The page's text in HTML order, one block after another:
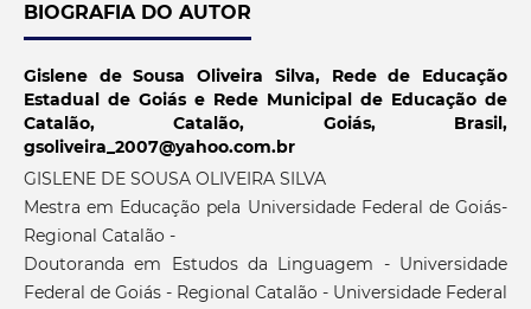
BIOGRAFIA DO AUTOR
Gislene de Sousa Oliveira Silva, Rede de Educação
Estadual de Goiás e Rede Municipal de Educação de
Catalão, Catalão, Goiás, Brasil,
gsoliveira_2007@yahoo.com.br
GISLENE DE SOUSA OLIVEIRA SILVA
Mestra em Educação pela Universidade Federal de Goiás-
Regional Catalão -
Doutoranda em Estudos da Linguagem - Universidade
Federal de Goiás - Regional Catalão - Universidade Federal